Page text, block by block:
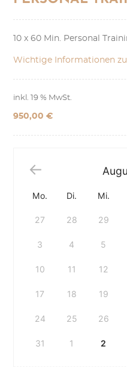
Erkrankung
Trakts
10 x 60 Min. Personal
Wichtige Informationen
inkl. 19 % MwSt.
950,00€
Mo. Di. Mi.
27 28 29
3 4 5
10 11 12
17 18 19
24 25 26
31 1 2